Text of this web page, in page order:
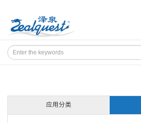
应用分类